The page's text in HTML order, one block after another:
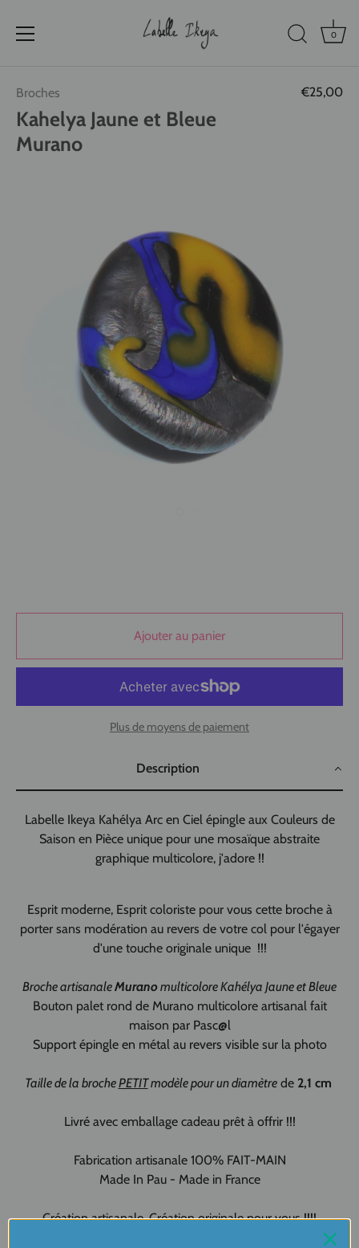
contenu
0
Broches €25,00
Kahelya Jaune et Bleue
Murano
Ajouter au panier
Plus de moyens de paiement
Description
Labelle Ikeya Kahélya Arc en Ciel épingle aux Couleurs de
Saison en Pièce unique pour une mosaïque abstraite
graphique multicolore, j'adore !!
Esprit moderne, Esprit coloriste pour vous cette broche à
porter sans modération au revers de votre col pour l'égayer
d'une touche originale unique !!!
Broche artisanaleMuranomulticoloreKahélya Jaune et Bleue
Bouton palet rond de Murano multicolore artisanal fait
maison par Pasc@l
Support épingle en métal au revers visible sur la photo
Taille de la brochePETITmodèle pour un diamètrede2,1 cm
Livré avec emballage cadeau prêt à offrir !!!
Fabrication artisanale 100% FAIT-MAIN
Made In Pau - Made in France
Création artisanale, Création originale pour vous !!!!